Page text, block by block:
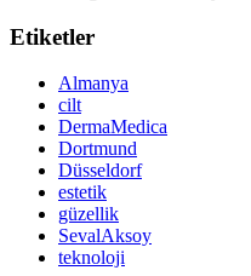
Etiketler
Almanya
cilt
DermaMedica
Dortmund
Düsseldorf
estetik
güzellik
SevalAksoy
teknoloji